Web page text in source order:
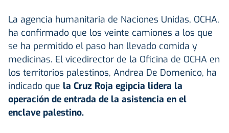
La agencia humanitaria de Naciones Unidas, OCHA,
ha confirmado que los veinte camiones a los que
se ha permitido el paso han llevado comida y
medicinas. El vicedirector de la Oficina de OCHA en
los territorios palestinos, Andrea De Domenico, ha
indicado que la Cruz Roja egipcia lidera la
operación de entrada de la asistencia en el
enclave palestino.